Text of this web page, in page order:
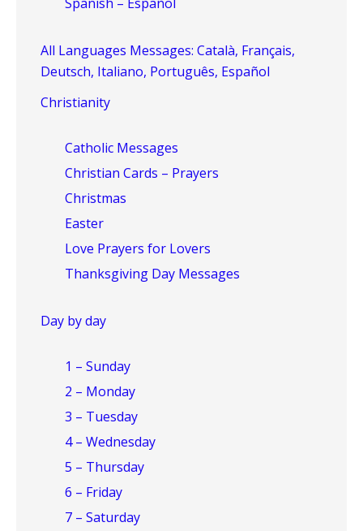
All Languages Messages: Català, Français,
Deutsch, Italiano, Português, Español
Christianity
Catholic Messages
Christian Cards – Prayers
Christmas
Easter
Love Prayers for Lovers
Thanksgiving Day Messages
Day by day
1 – Sunday
2 – Monday
3 – Tuesday
4 – Wednesday
5 – Thursday
6 – Friday
7 – Saturday